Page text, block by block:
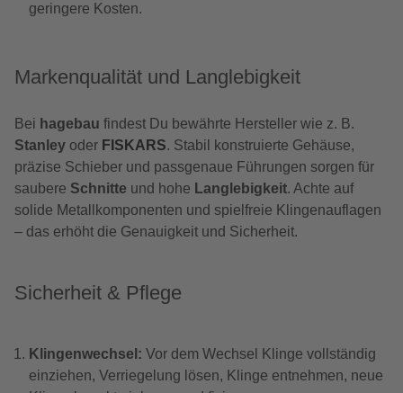
geringere Kosten.
Markenqualität und Langlebigkeit
Bei hagebau findest Du bewährte Hersteller wie z. B.
Stanley oder FISKARS. Stabil konstruierte Gehäuse,
präzise Schieber und passgenaue Führungen sorgen für
saubere Schnitte und hohe Langlebigkeit. Achte auf
solide Metallkomponenten und spielfreie Klingenauflagen
– das erhöht die Genauigkeit und Sicherheit.
Sicherheit & Pflege
Klingenwechsel: Vor dem Wechsel Klinge vollständig
einziehen, Verriegelung lösen, Klinge entnehmen, neue